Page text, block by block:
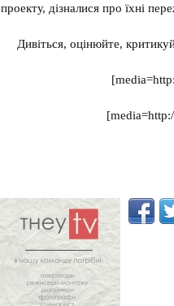
проекту, дізналися про їхні
Дивіться, оцінюйте,